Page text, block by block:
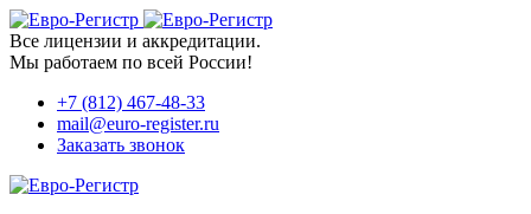
Все лицензии и аккредитации.
Мы работаем по всей России!
+7 (812) 467-48-33
mail@euro-register.ru
Заказать звонок